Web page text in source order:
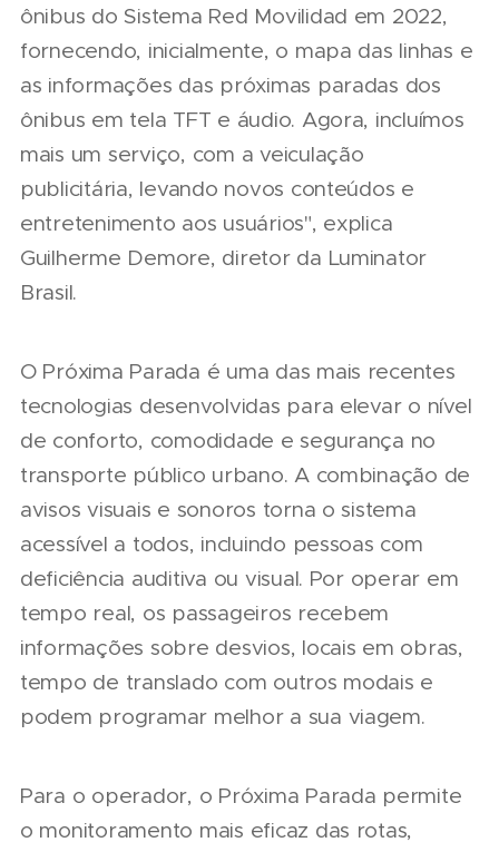
ônibus do Sistema Red Movilidad em 2022,
fornecendo, inicialmente, o mapa das linhas e
as informações das próximas paradas dos
ônibus em tela TFT e áudio. Agora, incluímos
mais um serviço, com a veiculação
publicitária, levando novos conteúdos e
entretenimento aos usuários", explica
Guilherme Demore, diretor da Luminator
Brasil.
O Próxima Parada é uma das mais recentes
tecnologias desenvolvidas para elevar o nível
de conforto, comodidade e segurança no
transporte público urbano. A combinação de
avisos visuais e sonoros torna o sistema
acessível a todos, incluindo pessoas com
deficiência auditiva ou visual. Por operar em
tempo real, os passageiros recebem
informações sobre desvios, locais em obras,
tempo de translado com outros modais e
podem programar melhor a sua viagem.
Para o operador, o Próxima Parada permite
o monitoramento mais eficaz das rotas,